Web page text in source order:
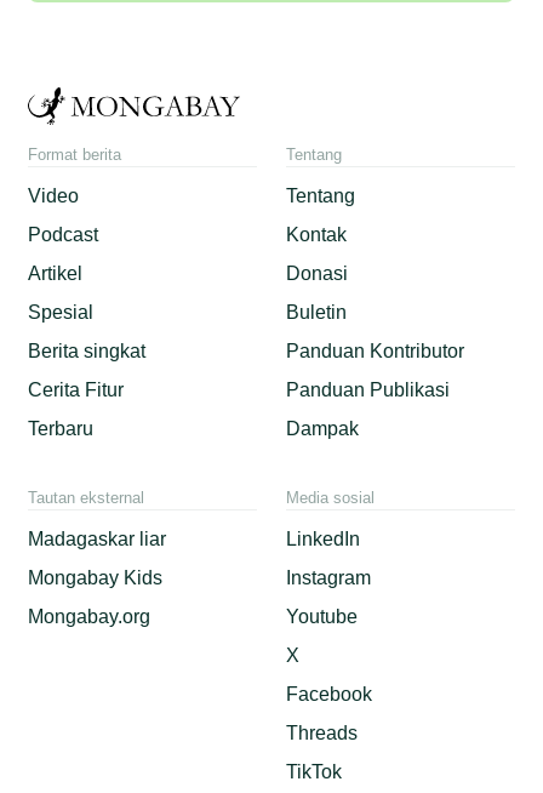
Format berita
Video
Podcast
Artikel
Spesial
Berita singkat
Cerita Fitur
Terbaru
Tentang
Tentang
Kontak
Donasi
Buletin
Panduan Kontributor
Panduan Publikasi
Dampak
Tautan eksternal
Madagaskar liar
Mongabay Kids
Mongabay.org
Media sosial
LinkedIn
Instagram
Youtube
X
Facebook
Threads
TikTok